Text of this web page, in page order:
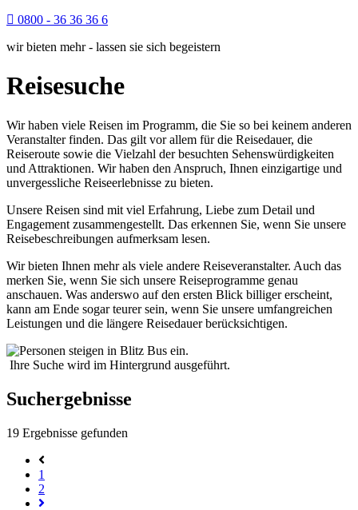
0800 - 36 36 36 6
wir bieten mehr - lassen sie sich begeistern
Reisesuche
Wir haben viele Reisen im Programm, die Sie so bei keinem anderen
Veranstalter finden. Das gilt vor allem für die Reisedauer, die
Reiseroute sowie die Vielzahl der besuchten Sehenswürdigkeiten
und Attraktionen. Wir haben den Anspruch, Ihnen einzigartige und
unvergessliche Reiseerlebnisse zu bieten.
Unsere Reisen sind mit viel Erfahrung, Liebe zum Detail und
Engagement zusammengestellt. Das erkennen Sie, wenn Sie unsere
Reisebeschreibungen aufmerksam lesen.
Wir bieten Ihnen mehr als viele andere Reiseveranstalter. Auch das
merken Sie, wenn Sie sich unsere Reiseprogramme genau
anschauen. Was anderswo auf den ersten Blick billiger erscheint,
kann am Ende sogar teurer sein, wenn Sie unsere umfangreichen
Leistungen und die längere Reisedauer berücksichtigen.
Ihre Suche wird im Hintergrund ausgeführt.
Suchergebnisse
19 Ergebnisse gefunden
1
2